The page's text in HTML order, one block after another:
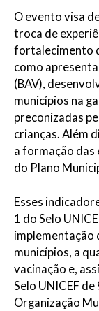
O evento visa
troca de
fortalecimento
como
(BAV),
municípios na
preconizadas
crianças. Além
a formação das
do Plano
Esses
1 do Selo
implementação
municípios, a
vacinação e,
Selo UNICEF
Organização